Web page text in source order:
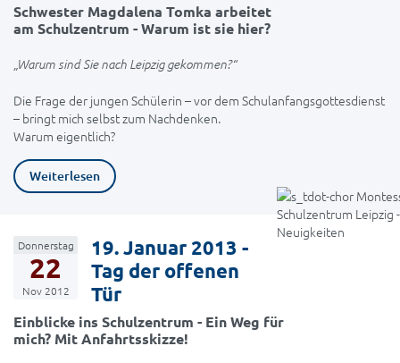
Schwester Magdalena Tomka arbeitet
am Schulzentrum - Warum ist sie hier?
„Warum sind Sie nach Leipzig gekommen?“
Die Frage der jungen Schülerin – vor dem Schulanfangsgottesdienst
– bringt mich selbst zum Nachdenken.
Warum eigentlich?
Weiterlesen
Donnerstag
22
Nov 2012
19. Januar 2013 -
Tag der offenen
Tür
Einblicke ins Schulzentrum - Ein Weg für
mich? Mit Anfahrtsskizze!